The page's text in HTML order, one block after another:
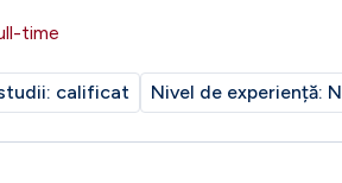
time
calificat Nivel de experiență: